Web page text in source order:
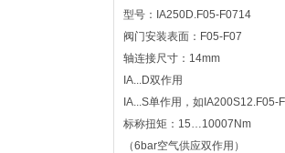
型号：IA250D.F05-F0714
阀门安装表面：F05-F07
轴连接尺寸：14mm
IA...D双作用
IA...S单作用，如IA200S12.F05-
标称扭矩：15…10007Nm
（6bar空气供应双作用）